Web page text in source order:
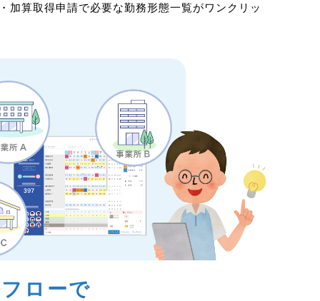
加算取得申請で必要な勤務形態一覧がワンクリッ
ローで